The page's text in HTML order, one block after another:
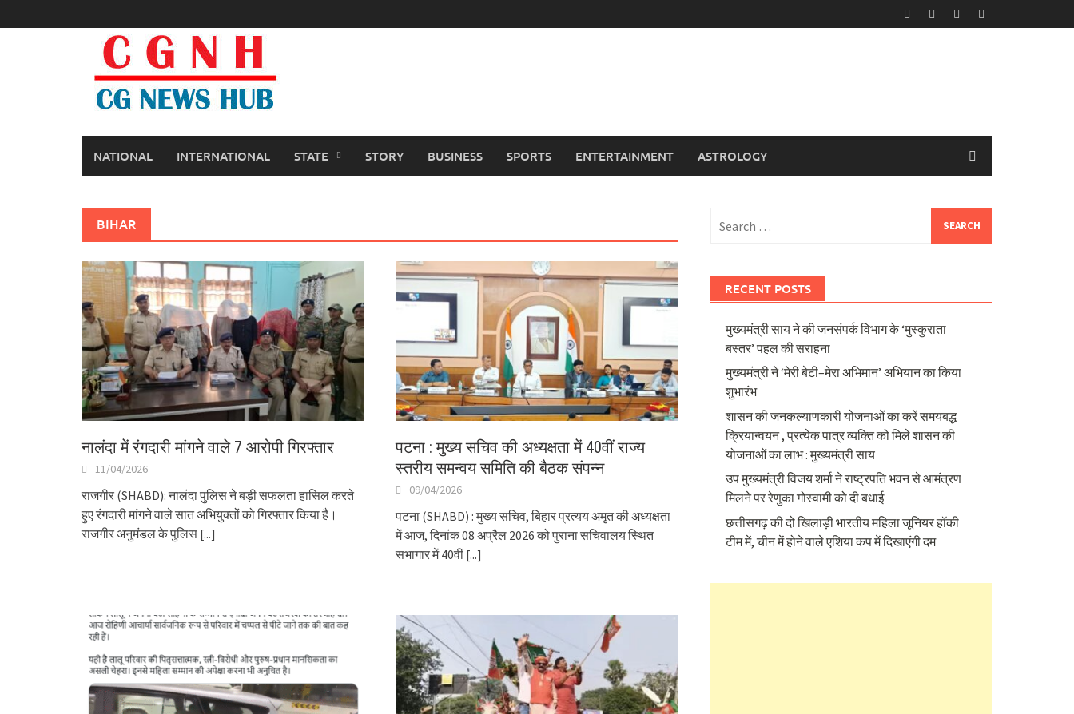
to
NATIONAL INTERNATIONAL STATE STORY BUSINESS SPORTS ENTERTAINMENT ASTROLOGY
BIHAR
नालंदा में रंगदारी मांगने वाले 7 आरोपी गिरफ्तार
11/04/2026
राजगीर (SHABD): नालंदा पुलिस ने बड़ी सफलता हासिल करते
हुए रंगदारी मांगने वाले सात अभियुक्तों को गिरफ्तार किया है।
राजगीर अनुमंडल के पुलिस [...]
पटना : मुख्य सचिव की अध्यक्षता में 40वीं राज्य
स्तरीय समन्वय समिति की बैठक संपन्न
09/04/2026
पटना (SHABD) : मुख्य सचिव, बिहार प्रत्यय अमृत की अध्यक्षता
में आज, दिनांक 08 अप्रैल 2026 को पुराना सचिवालय स्थित
सभागार में 40वीं[...]
for:
RECENT POSTS
मुख्यमंत्री साय ने की जनसंपर्क विभाग के ‘मुस्कुराता
बस्तर’ पहल की सराहना
मुख्यमंत्री ने ‘मेरी बेटी–मेरा अभिमान’ अभियान का किया
शुभारंभ
शासन की जनकल्याणकारी योजनाओं का करें समयबद्ध
क्रियान्वयन , प्रत्येक पात्र व्यक्ति को मिले शासन की
योजनाओं का लाभ : मुख्यमंत्री साय
उप मुख्यमंत्री विजय शर्मा ने राष्ट्रपति भवन से आमंत्रण
मिलने पर रेणुका गोस्वामी को दी बधाई
छत्तीसगढ़ की दो खिलाड़ी भारतीय महिला जूनियर हॉकी
टीम में, चीन में होने वाले एशिया कप में दिखाएंगी दम